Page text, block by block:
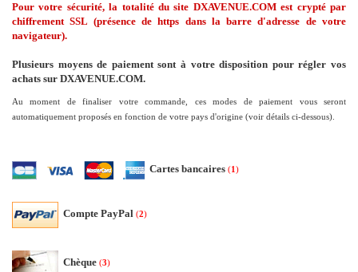
Pour votre sécurité,la totalité du site DXAVENUE.COMest crypté par
chiffrement SSL (présence de https dans la barre d'adresse de votre
navigateur).
Plusieurs moyens de paiement sont à votre disposition pour régler vos
achats sur DXAVENUE.COM.
Au moment de finaliser votre commande, ces modes de paiement vous seront
automatiquement proposés en fonction de votre pays d'origine (voir détails ci-dessous)
Cartes bancaires (1 )
Compte PayPal (2)
Chèque (3)